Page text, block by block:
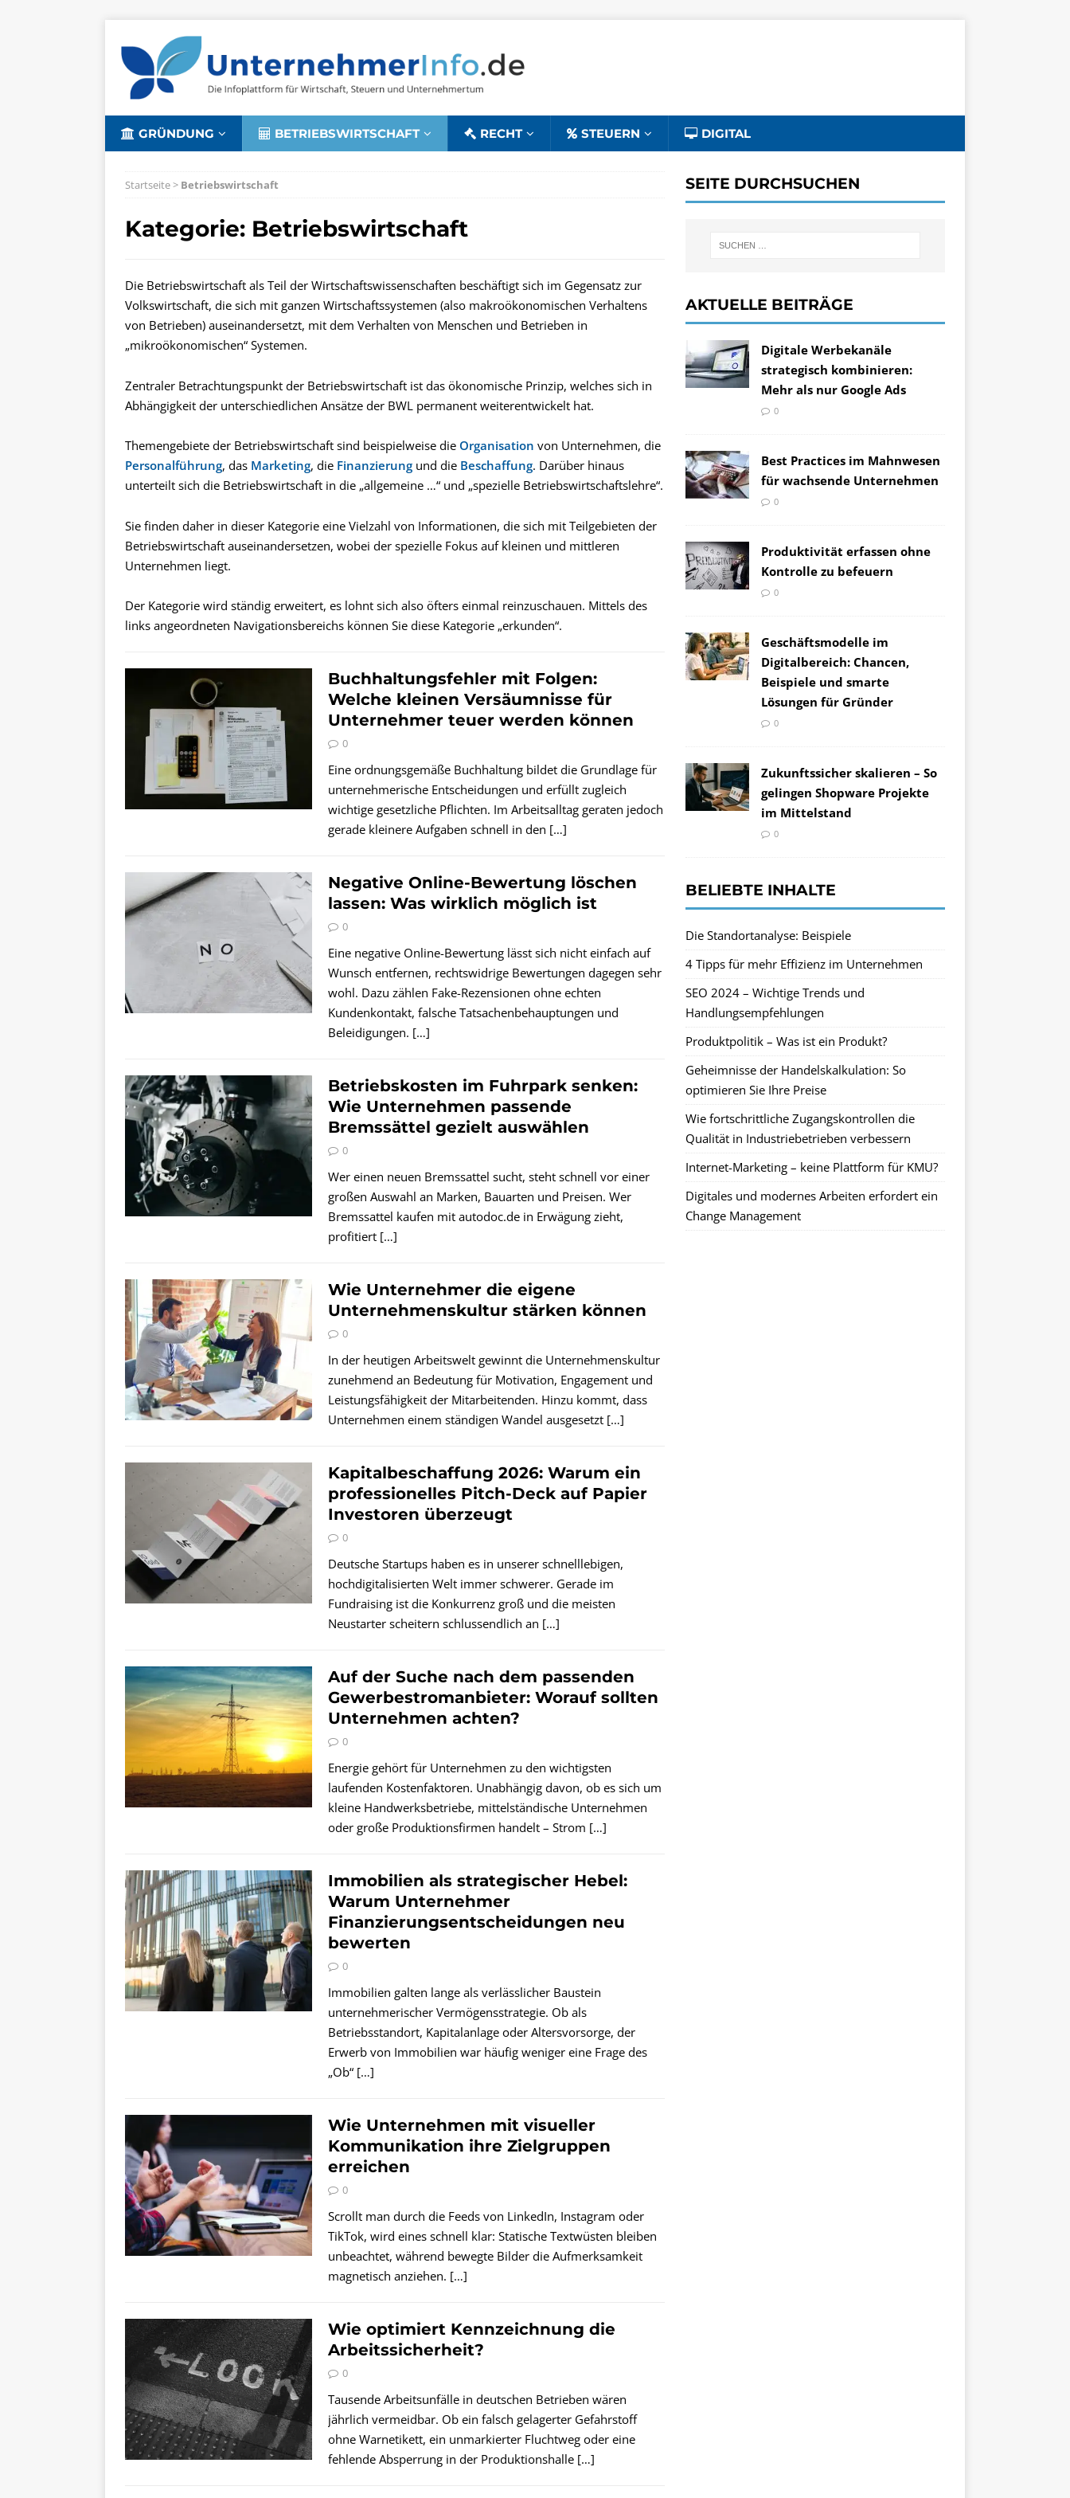
GRÜNDUNG BETRIEBSWIRTSCHAFT RECHT STEUERN DIGITAL
Startseite> Betriebswirtschaft
Kategorie: Betriebswirtschaft
Die Betriebswirtschaft als Teil der Wirtschaftswissenschaften beschäftigt sich im Gegensatz zur
Volkswirtschaft, die sich mit ganzen Wirtschaftssystemen (also makroökonomischen Verhaltens
von Betrieben) auseinandersetzt, mit dem Verhalten von Menschen und Betrieben in
„mikroökonomischen“ Systemen.
Zentraler Betrachtungspunkt der Betriebswirtschaft ist das ökonomische Prinzip, welches sich in
Abhängigkeit der unterschiedlichen Ansätze der BWL permanent weiterentwickelt hat.
Themengebiete der Betriebswirtschaft sind beispielweise die Organisation von Unternehmen, die
Personalführung, das Marketing, die Finanzierung und die Beschaffung. Darüber hinaus
unterteilt sich die Betriebswirtschaft in die „allgemeine …“ und „spezielle Betriebswirtschaftslehre“.
Sie finden daher in dieser Kategorie eine Vielzahl von Informationen, die sich mit Teilgebieten der
Betriebswirtschaft auseinandersetzen, wobei der spezielle Fokus auf kleinen und mittleren
Unternehmen liegt.
Der Kategorie wird ständig erweitert, es lohnt sich also öfters einmal reinzuschauen. Mittels des
links angeordneten Navigationsbereichs können Sie diese Kategorie „erkunden“.
Buchhaltungsfehler mit Folgen:
Welche kleinen Versäumnisse für
Unternehmer teuer werden können
0
Eine ordnungsgemäße Buchhaltung bildet die Grundlage für
unternehmerische Entscheidungen und erfüllt zugleich
wichtige gesetzliche Pflichten. Im Arbeitsalltag geraten jedoch
gerade kleinere Aufgaben schnell in den […]
Negative Online-Bewertung löschen
lassen: Was wirklich möglich ist
0
Eine negative Online-Bewertung lässt sich nicht einfach auf
Wunsch entfernen, rechtswidrige Bewertungen dagegen sehr
wohl. Dazu zählen Fake-Rezensionen ohne echten
Kundenkontakt, falsche Tatsachenbehauptungen und
Beleidigungen. […]
Betriebskosten im Fuhrpark senken:
Wie Unternehmen passende
Bremssättel gezielt auswählen
0
Wer einen neuen Bremssattel sucht, steht schnell vor einer
großen Auswahl an Marken, Bauarten und Preisen. Wer
Bremssattel kaufen mit autodoc.de in Erwägung zieht,
profitiert […]
Wie Unternehmer die eigene
Unternehmenskultur stärken können
0
In der heutigen Arbeitswelt gewinnt die Unternehmenskultur
zunehmend an Bedeutung für Motivation, Engagement und
Leistungsfähigkeit der Mitarbeitenden. Hinzu kommt, dass
Unternehmen einem ständigen Wandel ausgesetzt […]
Kapitalbeschaffung 2026: Warum ein
professionelles Pitch-Deck auf Papier
Investoren überzeugt
0
Deutsche Startups haben es in unserer schnelllebigen,
hochdigitalisierten Welt immer schwerer. Gerade im
Fundraising ist die Konkurrenz groß und die meisten
Neustarter scheitern schlussendlich an […]
Auf der Suche nach dem passenden
Gewerbestromanbieter: Worauf sollten
Unternehmen achten?
0
Energie gehört für Unternehmen zu den wichtigsten
laufenden Kostenfaktoren. Unabhängig davon, ob es sich um
kleine Handwerksbetriebe, mittelständische Unternehmen
oder große Produktionsfirmen handelt – Strom […]
Immobilien als strategischer Hebel:
Warum Unternehmer
Finanzierungsentscheidungen neu
bewerten
0
Immobilien galten lange als verlässlicher Baustein
unternehmerischer Vermögensstrategie. Ob als
Betriebsstandort, Kapitalanlage oder Altersvorsorge, der
Erwerb von Immobilien war häufig weniger eine Frage des
„Ob“ […]
Wie Unternehmen mit visueller
Kommunikation ihre Zielgruppen
erreichen
0
Scrollt man durch die Feeds von LinkedIn, Instagram oder
TikTok, wird eines schnell klar: Statische Textwüsten bleiben
unbeachtet, während bewegte Bilder die Aufmerksamkeit
magnetisch anziehen. […]
Wie optimiert Kennzeichnung die
Arbeitssicherheit?
0
Tausende Arbeitsunfälle in deutschen Betrieben wären
jährlich vermeidbar. Ob ein falsch gelagerter Gefahrstoff
ohne Warnetikett, ein unmarkierter Fluchtweg oder eine
fehlende Absperrung in der Produktionshalle […]
SEITE DURCHSUCHEN
AKTUELLE BEITRÄGE
Digitale Werbekanäle
strategisch kombinieren:
Mehr als nur Google Ads
0
Best Practices im Mahnwesen
für wachsende Unternehmen
0
Produktivität erfassen ohne
Kontrolle zu befeuern
0
Geschäftsmodelle im
Digitalbereich: Chancen,
Beispiele und smarte
Lösungen für Gründer
0
Zukunftssicher skalieren – So
gelingen Shopware Projekte
im Mittelstand
0
BELIEBTE INHALTE
Die Standortanalyse: Beispiele
4 Tipps für mehr Effizienz im Unternehmen
SEO 2024 – Wichtige Trends und
Handlungsempfehlungen
Produktpolitik – Was ist ein Produkt?
Geheimnisse der Handelskalkulation: So
optimieren Sie Ihre Preise
Wie fortschrittliche Zugangskontrollen die
Qualität in Industriebetrieben verbessern
Internet-Marketing – keine Plattform für KMU?
Digitales und modernes Arbeiten erfordert ein
Change Management